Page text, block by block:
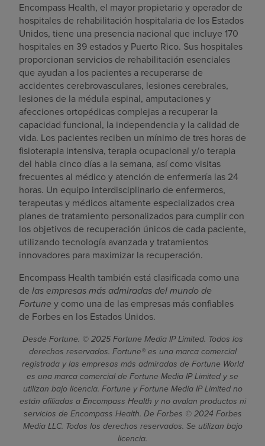
Encompass Health, el mayor propietario y operador de
hospitales de rehabilitación hospitalaria de los Estados
Unidos, tiene una presencia nacional que incluye 170
hospitales en 39 estados y Puerto Rico. Sus hospitales
proporcionan servicios de rehabilitación esenciales
que ayudan a los pacientes a recuperarse de
accidentes cerebrovasculares, lesiones cerebrales,
lesiones de la médula espinal, amputaciones y
afecciones ortopédicas complejas a recuperar la
capacidad funcional, la independencia y la calidad de
vida. Los pacientes reciben un mínimo de tres horas de
fisioterapia intensiva, terapia ocupacional y/o terapia
del habla cinco días a la semana, así como visitas
frecuentes al médico y atención de enfermería las 24
horas. Un equipo interdisciplinario de enfermeros,
terapeutas y médicos altamente especializados crea
planes de tratamiento personalizados para cumplir con
los objetivos de recuperación únicos de cada paciente,
utilizando tecnología avanzada y tratamientos
innovadores para maximizar la recuperación.
Encompass Health también está clasificada como una
de las empresas más admiradas del mundo de
Fortune y como una de las empresas más confiables
de Forbes en los Estados Unidos.
Desde Fortune. © 2025 Fortune Media IP Limited. Todos los
derechos reservados. Fortune® es una marca comercial
registrada y las empresas más admiradas de Fortune World
es una marca comercial de Fortune Media IP Limited y se
utilizan bajo licencia. Fortune y Fortune Media IP Limited no
están afiliadas a Encompass Health y no avalan productos ni
servicios de Encompass Health. De Forbes © 2024 Forbes
Media LLC. Todos los derechos reservados. Se utilizan bajo
licencia.